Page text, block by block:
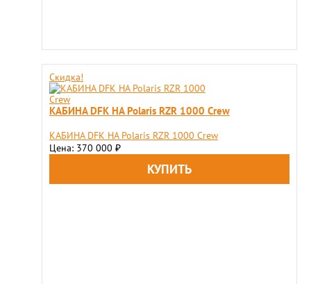
Скидка!
КАБИНА DFK НА Polaris RZR 1000 Crew
КАБИНА DFK НА Polaris RZR 1000 Crew
Цена: 370 000 ₽